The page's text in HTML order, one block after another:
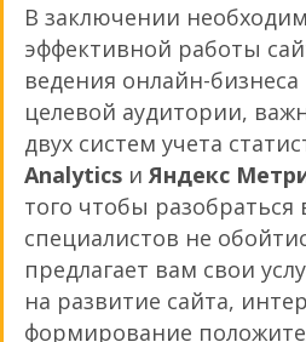
В заключении
эффективной работы
ведения онлайн-
целевой аудитории,
двух систем учета
Analytics и Яндекс
того чтобы
специалистов не
предлагает вам свои
на развитие сайта,
формирование